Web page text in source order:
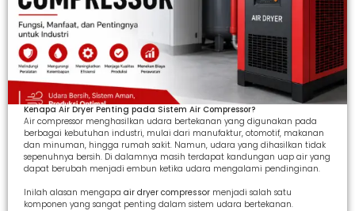
Kenapa Air Dryer Penting pada Sistem Air Compressor?
Air compressor menghasilkan udara bertekanan yang digunakan pada
berbagai kebutuhan industri, mulai dari manufaktur, otomotif, makanan
dan minuman, hingga rumah sakit. Namun, udara yang dihasilkan tidak
sepenuhnya bersih. Di dalamnya masih terdapat kandungan uap air yang
dapat berubah menjadi embun ketika udara mengalami pendinginan.
Inilah alasan mengapa air dryer compressor menjadi salah satu
komponen yang sangat penting dalam sistem udara bertekanan.